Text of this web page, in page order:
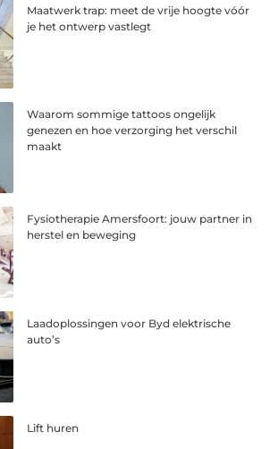
Maatwerk trap: meet de vrije hoogte vóór
je het ontwerp vastlegt
Waarom sommige tattoos ongelijk
genezen en hoe verzorging het verschil
maakt
Fysiotherapie Amersfoort: jouw partner in
herstel en beweging
Laadoplossingen voor Byd elektrische
auto’s
Lift huren